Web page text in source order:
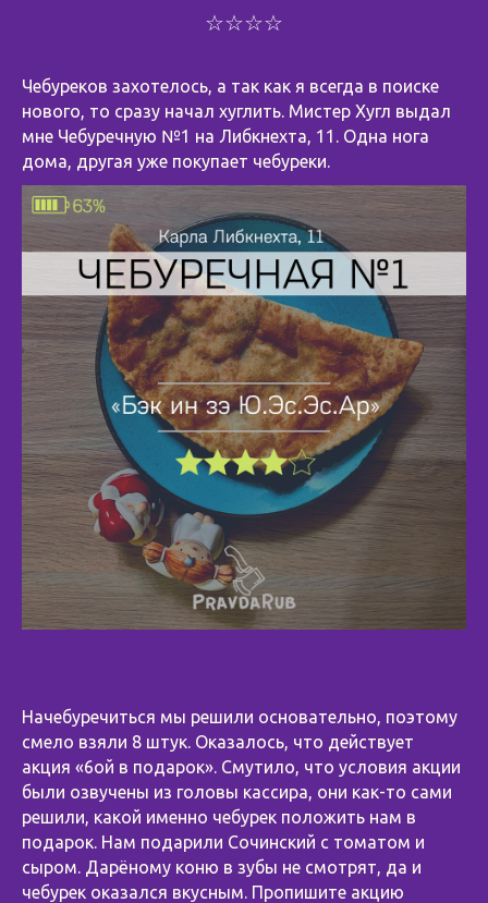
☆☆☆☆
Чебуреков захотелось, а так как я всегда в поиске
нового, то сразу начал хуглить. Мистер Хугл выдал
мне Чебуречную №1 на Либкнехта, 11. Одна нога
дома, другая уже покупает чебуреки.
Начебуречиться мы решили основательно, поэтому
смело взяли 8 штук. Оказалось, что действует
акция «6ой в подарок». Смутило, что условия акции
были озвучены из головы кассира, они как-то сами
решили, какой именно чебурек положить нам в
подарок. Нам подарили Сочинский с томатом и
сыром. Дарёному коню в зубы не смотрят, да и
чебурек оказался вкусным. Пропишите акцию